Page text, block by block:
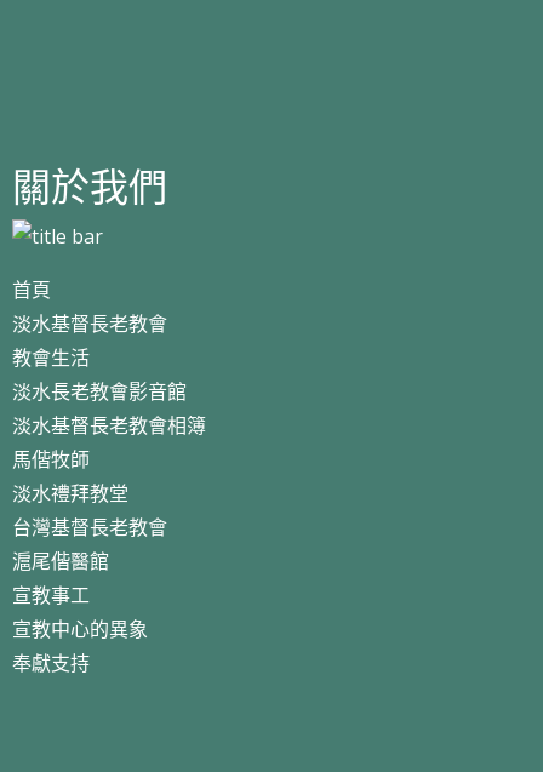
關於我們
首頁
淡水基督長老教會
教會生活
淡水長老教會影音館
淡水基督長老教會相簿
馬偕牧師
淡水禮拜教堂
台灣基督長老教會
滬尾偕醫館
宣教事工
宣教中心的異象
奉獻支持